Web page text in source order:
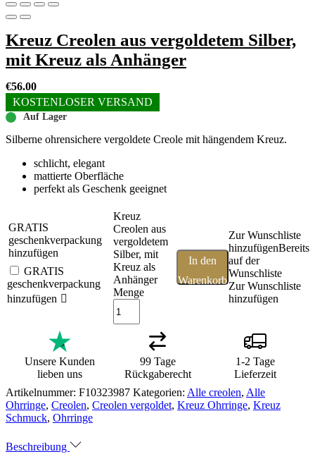
Kreuz Creolen aus vergoldetem Silber,
mit Kreuz als Anhänger
€56.00
KOSTENLOSER VERSAND
Auf Lager
Silberne ohrensichere vergoldete Creole mit hängendem Kreuz.
schlicht, elegant
mattierte Oberfläche
perfekt als Geschenk geeignet
GRATIS
geschenkverpackung
hinzufügen
GRATIS
geschenkverpackung
hinzufügen
Kreuz
Creolen aus
vergoldetem
Silber, mit
Kreuz als
Anhänger
Menge
In den
Warenkorb
Zur Wunschliste
hinzufügenBereits
auf der
Wunschliste
Zur Wunschliste
hinzufügen
Unsere Kunden
lieben uns
99 Tage
Rückgaberecht
1-2 Tage
Lieferzeit
Artikelnummer: F10323987 Kategorien: Alle creolen, Alle
Ohrringe, Creolen, Creolen vergoldet, Kreuz Ohrringe, Kreuz
Schmuck, Ohrringe
Beschreibung